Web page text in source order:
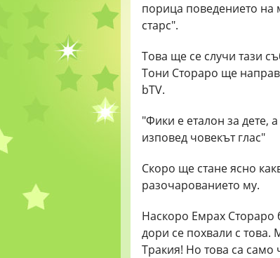
порица поведението на
старс".
Това ще се случи тази
Тони Стораро ще
bTV.
"Фики е еталон за дете,
изповед човекът глас"
Скоро ще стане ясно
разочарованието му.
Наскоро Емрах Стораро
дори се похвали с това.
Тракия! Но това са само